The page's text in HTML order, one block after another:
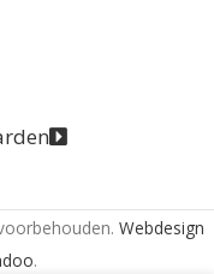
Webdesign
.